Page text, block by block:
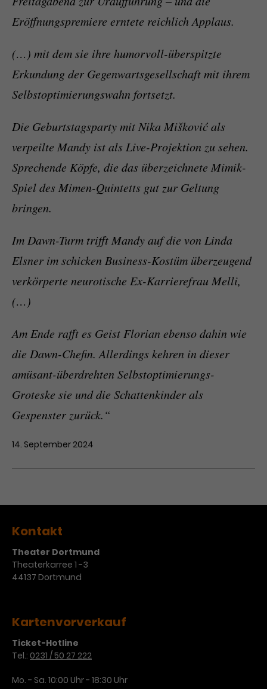
Eröffnungspremiere erntete reichlich Applaus.
(…) mit dem sie ihre humorvoll-überspitzte
Erkundung der Gegenwartsgesellschaft mit ihrem
Selbstoptimierungswahn fortsetzt.
Die Geburtstagsparty mit Nika Mišković als
verpeilte Mandy ist als Live-Projektion zu sehen.
Sprechende Köpfe, die das überzeichnete Mimik-
Spiel des Mimen-Quintetts gut zur Geltung
bringen.
Im Dawn-Turm trifft Mandy auf die von Linda
Elsner im schicken Business-Kostüm überzeugend
verkörperte neurotische Ex-Karrierefrau Melli,
(…)
Am Ende rafft es Geist Florian ebenso dahin wie
die Dawn-Chefin. Allerdings kehren in dieser
amüsant-überdrehten Selbstoptimierungs-
Groteske sie und die Schattenkinder als
Gespenster zurück.“
14. September 2024
Kontakt
Theater Dortmund
Theaterkarree 1 -3
44137 Dortmund
Kartenvorverkauf
Ticket-Hotline
Tel.: 0231 / 50 27 222
Mo. - Sa. 10:00 Uhr - 18:30 Uhr